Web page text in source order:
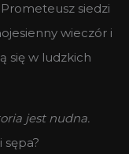
siedzi
wieczór i
się w ludzkich
jest nudna.